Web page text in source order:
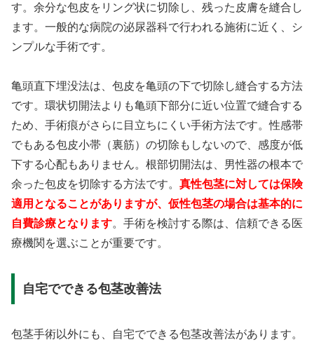
す。余分な包皮をリング状に切除し、残った皮膚を縫合し
ます。一般的な病院の泌尿器科で行われる施術に近く、シ
ンプルな手術です。
亀頭直下埋没法は、包皮を亀頭の下で切除し縫合する方法
です。環状切開法よりも亀頭下部分に近い位置で縫合する
ため、手術痕がさらに目立ちにくい手術方法です。性感帯
でもある包皮小帯（裏筋）の切除もしないので、感度が低
下する心配もありません。根部切開法は、男性器の根本で
余った包皮を切除する方法です。 真性包茎に対しては保険
適用となることがありますが、仮性包茎の場合は基本的に
自費診療となります。手術を検討する際は、信頼できる医
療機関を選ぶことが重要です。
自宅でできる包茎改善法
包茎手術以外にも、自宅でできる包茎改善法があります。